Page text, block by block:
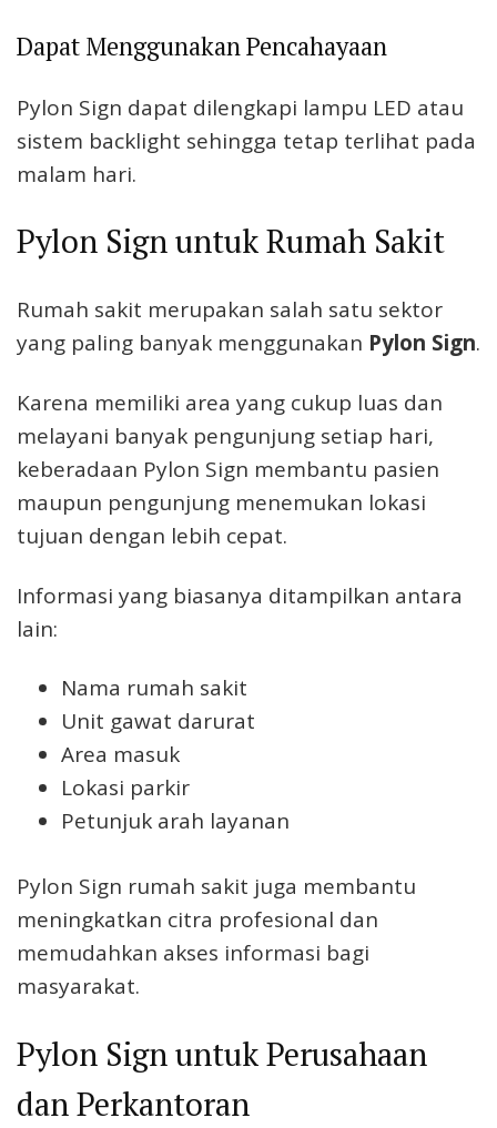
Dapat Menggunakan Pencahayaan
Pylon Sign dapat dilengkapi lampu LED atau
sistem backlight sehingga tetap terlihat pada
malam hari.
Pylon Sign untuk Rumah Sakit
Rumah sakit merupakan salah satu sektor
yang paling banyak menggunakan Pylon Sign.
Karena memiliki area yang cukup luas dan
melayani banyak pengunjung setiap hari,
keberadaan Pylon Sign membantu pasien
maupun pengunjung menemukan lokasi
tujuan dengan lebih cepat.
Informasi yang biasanya ditampilkan antara
lain:
Nama rumah sakit
Unit gawat darurat
Area masuk
Lokasi parkir
Petunjuk arah layanan
Pylon Sign rumah sakit juga membantu
meningkatkan citra profesional dan
memudahkan akses informasi bagi
masyarakat.
Pylon Sign untuk Perusahaan
dan Perkantoran